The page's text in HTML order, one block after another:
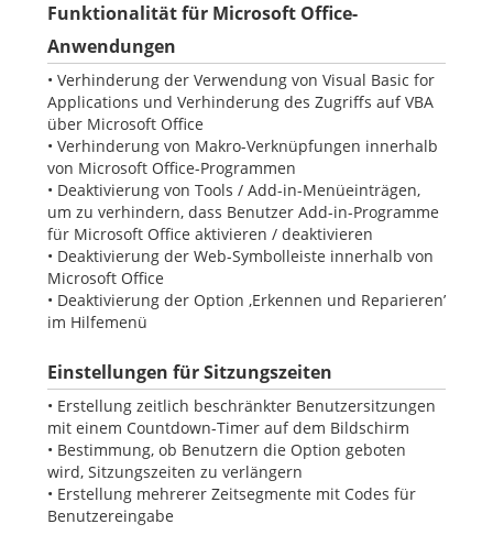
Funktionalität für Microsoft Office-
Anwendungen
• Verhinderung der Verwendung von Visual Basic for
Applications und Verhinderung des Zugriffs auf VBA
über Microsoft Office
• Verhinderung von Makro-Verknüpfungen innerhalb
von Microsoft Office-Programmen
• Deaktivierung von Tools / Add-in-Menüeinträgen,
um zu verhindern, dass Benutzer Add-in-Programme
für Microsoft Office aktivieren / deaktivieren
• Deaktivierung der Web-Symbolleiste innerhalb von
Microsoft Office
• Deaktivierung der Option ‚Erkennen und Reparieren’
im Hilfemenü
Einstellungen für Sitzungszeiten
• Erstellung zeitlich beschränkter Benutzersitzungen
mit einem Countdown-Timer auf dem Bildschirm
• Bestimmung, ob Benutzern die Option geboten
wird, Sitzungszeiten zu verlängern
• Erstellung mehrerer Zeitsegmente mit Codes für
Benutzereingabe